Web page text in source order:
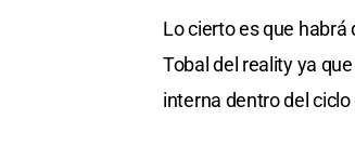
Lo cierto es que
Tobal del reality ya
interna dentro del